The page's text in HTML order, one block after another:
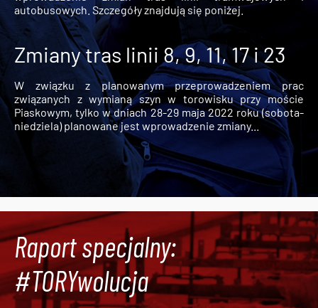
autobusowych. Szczegóły znajdują się poniżej.
Zmiany tras linii 8, 9, 11, 17 i 23
W związku z planowanym przeprowadzeniem prac
związanych z wymianą szyn w torowisku przy moście
Piaskowym, tylko w dniach 28-29 maja 2022 roku (sobota-
niedziela) planowane jest wprowadzenie zmiany...
Raport specjalny:
#TORYwolucja